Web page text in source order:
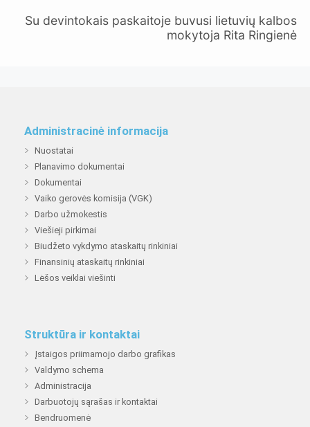
Su devintokais paskaitoje buvusi lietuvių kalbos
mokytoja Rita Ringienė
Administracinė informacija
Nuostatai
Planavimo dokumentai
Dokumentai
Vaiko gerovės komisija (VGK)
Darbo užmokestis
Viešieji pirkimai
Biudžeto vykdymo ataskaitų rinkiniai
Finansinių ataskaitų rinkiniai
Lėšos veiklai viešinti
Struktūra ir kontaktai
Įstaigos priimamojo darbo grafikas
Valdymo schema
Administracija
Darbuotojų sąrašas ir kontaktai
Bendruomenė